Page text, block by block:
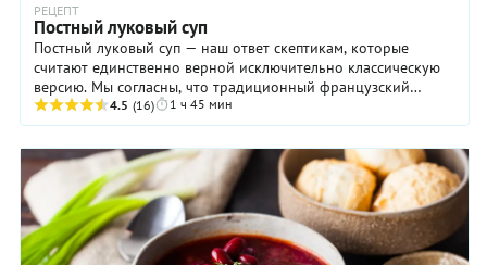
РЕЦЕПТ
Постный луковый суп
Постный луковый суп — наш ответ скептикам, которые
считают единственно верной исключительно классическую
версию. Мы согласны, что традиционный французский
вариант этого блюда просто немыслим без ...
4.5 (16) 1 ч 45 мин